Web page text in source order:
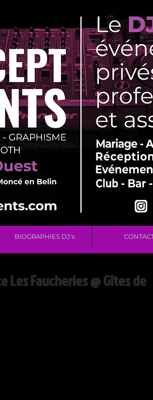
BIOGRAPHIES DJ's
Les Faucheries @ Gîtes de